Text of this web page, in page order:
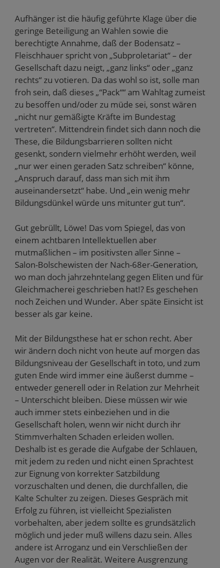
Aufhänger ist die häufig geführte Klage über die
geringe Beteiligung an Wahlen sowie die
berechtigte Annahme, daß der Bodensatz –
Fleischhauer spricht von „Subproletariat“ – der
Gesellschaft dazu neigt, „ganz links“ oder „ganz
rechts“ zu votieren. Da das wohl so ist, solle man
froh sein, daß dieses „“Pack““ am Wahltag zumeist
zu besoffen und/oder zu müde sei, sonst wären
„nicht nur gemäßigte Kräfte im Bundestag
vertreten“. Mittendrein findet sich dann noch die
These, die Bildungsbarrieren sollten nicht
gesenkt, sondern vielmehr erhöht werden, weil
„nur wer einen geraden Satz schreiben“ könne,
„Anspruch darauf, dass man sich mit ihm
auseinandersetzt“ habe. Und „ein wenig mehr
Bildungsdünkel würde uns mitunter gut tun“.
Gut gebrüllt, Löwe! Das vom Spiegel, das von
einem achtbaren Intellektuellen aber
mutmaßlichen – im positivsten aller Sinne –
Salon-Bolschewisten der Nach-68er-Generation,
wo man doch jahrzehntelang gegen Eliten und für
Gleichmacherei geschrieben hat!? Es geschehen
noch Zeichen und Wunder. Aber späte Einsicht ist
besser als gar keine.
Mit der Bildungsthese hat er schon recht. Aber
wir ändern doch nicht von heute auf morgen das
Bildungsniveau der Gesellschaft in toto, und zum
guten Ende wird immer eine äußerst dumme –
entweder generell oder in Relation zur Mehrheit
– Unterschicht bleiben. Diese müssen wir wie
auch immer stets einbeziehen und in die
Gesellschaft holen, wenn wir nicht durch ihr
Stimmverhalten Schaden erleiden wollen.
Deshalb ist es gerade die Aufgabe der Schlauen,
mit jedem zu reden und nicht einen Sprachtest
zur Eignung von korrekter Satzbildung
vorzuschalten und denen, die durchfallen, die
Kalte Schulter zu zeigen. Dieses Gespräch mit
Erfolg zu führen, ist vielleicht Spezialisten
vorbehalten, aber jedem sollte es grundsätzlich
möglich und jeder muß willens dazu sein. Alles
andere ist Arroganz und ein Verschließen der
Augen vor der Realität. Weitere Ausgrenzung